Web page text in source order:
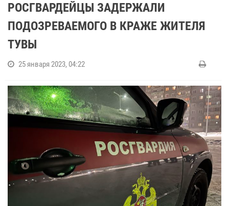
РОСГВАРДЕЙЦЫ ЗАДЕРЖАЛИ
ПОДОЗРЕВАЕМОГО В КРАЖЕ ЖИТЕЛЯ
ТУВЫ
25 января 2023, 04:22